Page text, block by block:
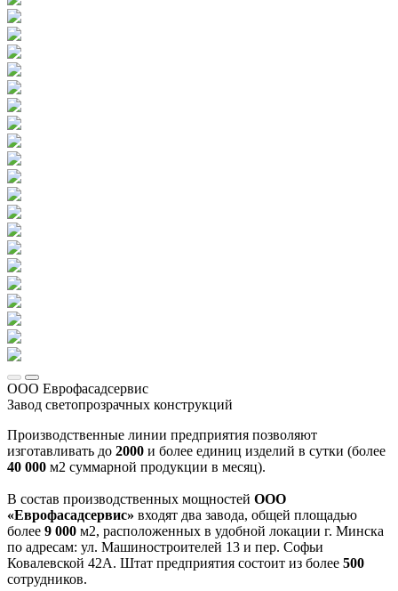
ООО Еврофасадсервис
Завод светопрозрачных конструкций
Производственные линии предприятия позволяют
изготавливать до 2000 и более единиц изделий в сутки (более
40 000 м2 суммарной продукции в месяц).
В состав производственных мощностей ООО
«Еврофасадсервис» входят два завода, общей площадью
более 9 000 м2, расположенных в удобной локации г. Минска
по адресам: ул. Машиностроителей 13 и пер. Софьи
Ковалевской 42А. Штат предприятия состоит из более 500
сотрудников.